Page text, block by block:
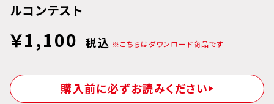
ルコンテスト
￥1,100 税込 ※こちらはダウンロード商品です
購入前に必ずお読みください